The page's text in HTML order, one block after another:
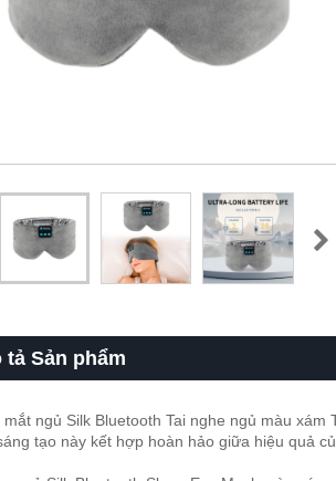
tả Sản phẩm
mắt ngủ Silk Bluetooth Tai nghe ngủ màu
tạo này kết hợp hoàn hảo giữa hiệu quả